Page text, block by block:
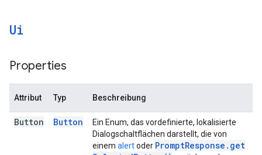
Ui
Properties
Attribut Typ Beschreibung
Button Button
Ein Enum, das vordefinierte, lokalisierte
Dialogschaltflächen darstellt, die von
einem alertoder PromptResponse . get